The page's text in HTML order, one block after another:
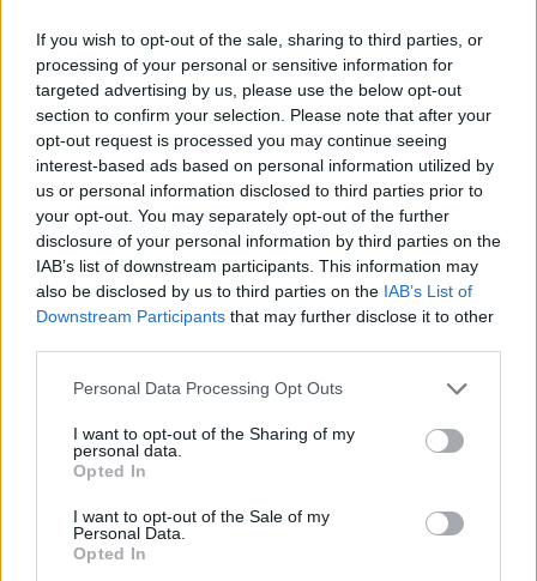
If you wish to opt-out of the sale, sharing to third parties, or
processing of your personal or sensitive information for
targeted advertising by us, please use the below opt-out
section to confirm your selection. Please note that after your
opt-out request is processed you may continue seeing
interest-based ads based on personal information utilized by
us or personal information disclosed to third parties prior to
your opt-out. You may separately opt-out of the further
disclosure of your personal information by third parties on the
IAB’s list of downstream participants. This information may
also be disclosed by us to third parties on the IAB’s List of
Downstream Participants that may further disclose it to other
Personal Data Processing Opt Outs
I want to opt-out of the Sharing of my
personal data.
Opted In
I want to opt-out of the Sale of my
Personal Data.
Opted In